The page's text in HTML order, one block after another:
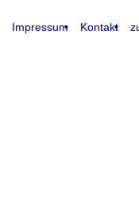
Impressum Kontakt